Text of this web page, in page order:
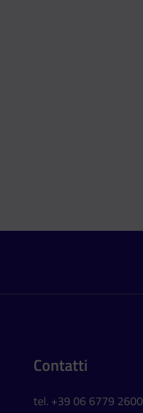
Contatti
tel. +39 06 6779 2600